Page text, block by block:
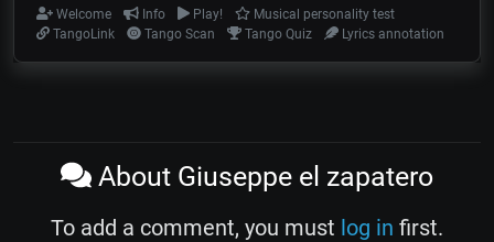
Welcome Info Play!
Musical personality test
TangoLink
Tango Scan Tango Quiz Lyrics annotation
About Giuseppe el zapatero
To add a comment, you must log in first.